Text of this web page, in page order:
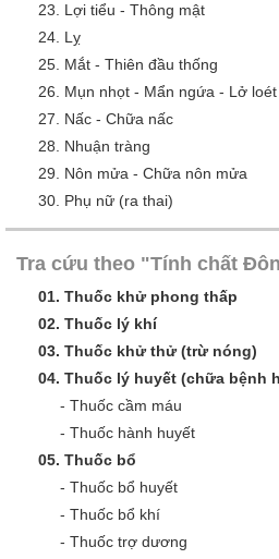
23. Lợi tiểu - Thông mật
24. Lỵ
25. Mắt - Thiên đầu thống
26. Mụn nhọt - Mẩn ngứa - Lở loét
27. Nấc - Chữa nấc
28. Nhuận tràng
29. Nôn mửa - Chữa nôn mửa
30. Phụ nữ (ra thai)
Tra cứu theo "Tính chất
01. Thuốc khử phong thấp
02. Thuốc lý khí
03. Thuốc khử thử (trừ nóng)
04. Thuốc lý huyết (chữa bệnh
- Thuốc cầm máu
- Thuốc hành huyết
05. Thuốc bổ
- Thuốc bổ huyết
- Thuốc bổ khí
- Thuốc trợ dương